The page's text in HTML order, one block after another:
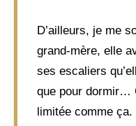
D’ailleurs, je me
grand-mère, elle
ses escaliers
que pour dormir…
limitée comme